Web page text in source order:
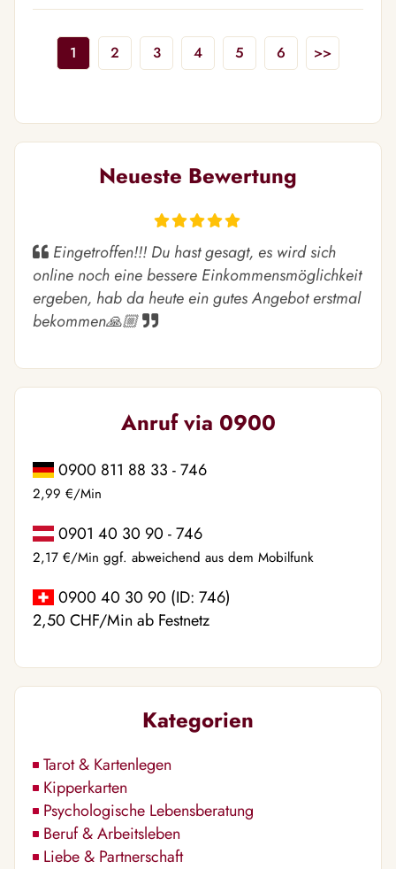
1 2 3 4 5 6 >>
Neueste Bewertung
Eingetroffen!!! Du hast gesagt, es wird sich
online noch eine bessere Einkommensmöglichkeit
ergeben, hab da heute ein gutes Angebot erstmal
bekommen🙏🏼
Anruf via 0900
0900 811 88 33 - 746
2,99 €/Min
0901 40 30 90 - 746
2,17 €/Min ggf. abweichend aus dem Mobilfunk
0900 40 30 90 (ID: 746)
2,50 CHF/Min ab Festnetz
Kategorien
Tarot & Kartenlegen
Kipperkarten
Psychologische Lebensberatung
Beruf & Arbeitsleben
Liebe & Partnerschaft